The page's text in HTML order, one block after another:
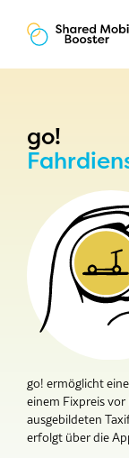
Coaching
Über uns
go!
go! ermöglicht
einem Fixpreis
ausgebildeten
erfolgt über die